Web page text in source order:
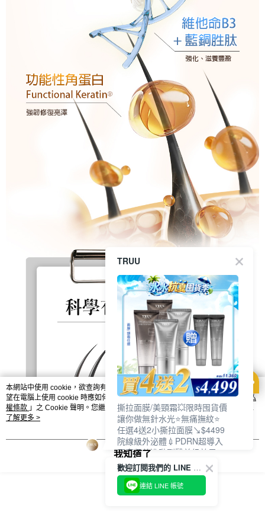
本網站中使用 cookie，欲查詢有關本網站使用 cookie 方式之詳情，及若您不希
望在電腦上使用 cookie 時應如何變更電腦的 cookie 設定，請參閱本網站「
隱私
權條款 」之 Cookie 聲明。您繼續使用本網站即表示您同意本公司得按本網站使
用條款之 Cookie 聲明使用 cookie。
了解更多 >
我知道了
TRUU
撕拉面膜/美頸霜💥限時囤貨價
讓你做無針水光⭐無痛撫紋⭐
任選4送2小撕拉面膜↘$4499
院線級外泌體💉PDRN超導入
居家保養進階到醫美級效果❗
歡迎訂閱我們的 LINE 官方帳號
連結 LINE 帳號